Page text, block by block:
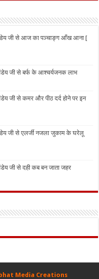
जी से आज का पञ्चाङ्ग आँख आना [
जी से बर्फ के आश्चर्यजनक लाभ
जी से कमर और पीठ दर्द होने पर इन
जी से एलर्जी नजला जुकाम के घरेलू
जी से दही कब बन जाता जहर
Media Creations